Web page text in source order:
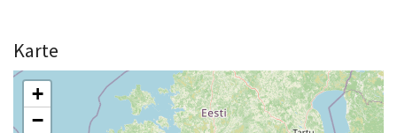
Karte
+
−